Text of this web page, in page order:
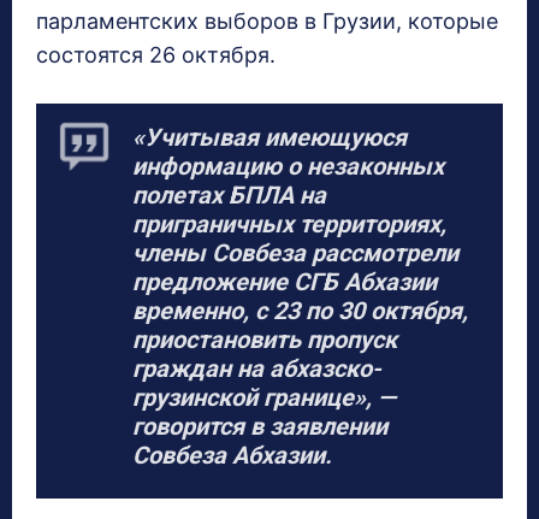
парламентских выборов в Грузии, которые
состоятся 26 октября.
«Учитывая имеющуюся
информацию о незаконных
полетах БПЛА на
приграничных территориях,
члены Совбеза рассмотрели
предложение СГБ Абхазии
временно, с 23 по 30 октября,
приостановить пропуск
граждан на абхазско-
грузинской границе», —
говорится в заявлении
Совбеза Абхазии.